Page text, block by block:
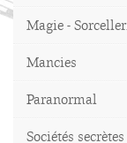
Magie -
Mancies
Paranormal
Sociétés secrètes